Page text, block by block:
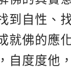
到自性、
就佛的應
自度度他